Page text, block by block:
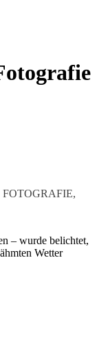
FOTOGRAFIE,
– wurde belichtet,
Wetter